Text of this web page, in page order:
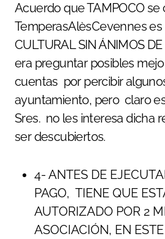
Acuerdo que TAMPOCO se
TemperasAlèsCevennes es
CULTURAL SIN ÁNIMOS
era preguntar posibles
cuentas por percibir
ayuntamiento, pero claro
Sres. no les interesa dicha
ser descubiertos.
4- ANTES DE
PAGO, TIENE QUE
AUTORIZADO POR 2
ASOCIACIÓN, EN